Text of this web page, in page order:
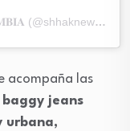
A post shared by 𝐒𝐇𝐇𝐀𝐊 𝐍𝐄𝐖𝐒 𝐂𝐎𝐋𝐎𝐌𝐁𝐈𝐀 (@shhaknews_)
acompaña las
baggy jeans
urbana,